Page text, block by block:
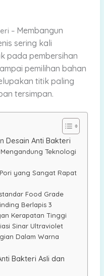
– Membangun
sering kali
pada pembersihan
pemilihan bahan
titik paling
tersimpan.
Desain Anti Bakteri
Teknologi
yang Sangat Rapat
Food Grade
Berlapis 3
Kerapatan Tinggi
Sinar Ultraviolet
Dalam Warna
Bakteri Asli dan